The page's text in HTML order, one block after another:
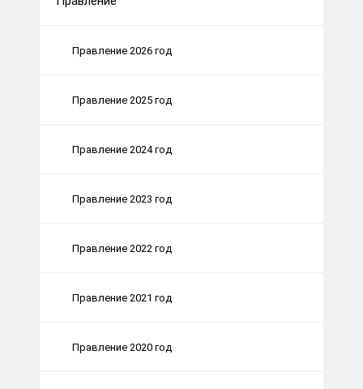
Правление 2026 год
Правление 2025 год
Правление 2024 год
Правление 2023 год
Правление 2022 год
Правление 2021 год
Правление 2020 год